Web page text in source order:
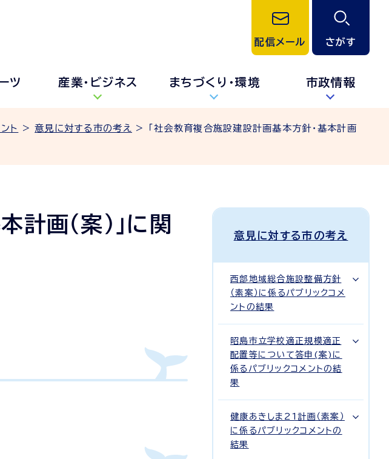
配信メール さがす
ツ 産業・ビジネス まちづくり・環境 市政情報
ト >意見に対する市の考え
> 「社会教育複合施設建設計画基本方針・基本計画
画（案）」に関
意見に対する市の考え
西部地域総合施設整備方針
（素案）に係るパブリックコメ
ントの結果
昭島市立学校適正規模適正
配置等について答申(案)に
係るパブリックコメントの結
果
健康あきしま21計画（素案）
に係るパブリックコメントの
結果